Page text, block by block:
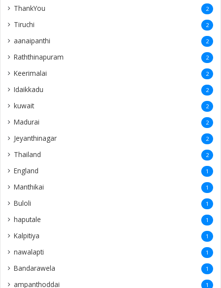
ThankYou 2
Tiruchi 2
aanaipanthi 2
Raththinapuram 2
Keerimalai 2
Idaikkadu 2
kuwait 2
Madurai 2
Jeyanthinagar 2
Thailand 2
England 1
Manthikai 1
Buloli 1
haputale 1
Kalpitiya 1
nawalapti 1
Bandarawela 1
ampanthoddai 1